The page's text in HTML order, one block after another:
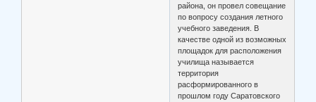
района, он провел совещание
по вопросу создания летного
учебного заведения. В
качестве одной из возможных
площадок для расположения
училища называется
территория
расформированного в
прошлом году Cаратовского